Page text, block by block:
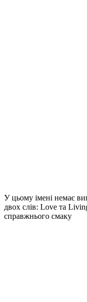
У цьому імені немає
двох слів: Love та
справжнього смаку